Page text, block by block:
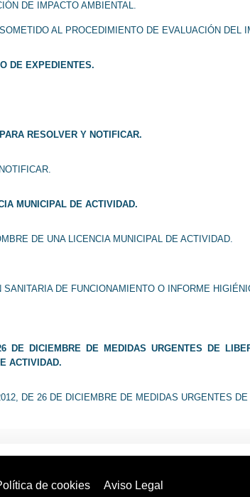
DE IMPACTO AMBIENTAL.
AL PROCEDIMIENTO DE EVALUACIÓN
DE EXPEDIENTES.
RESOLVER Y NOTIFICAR.
MUNICIPAL DE ACTIVIDAD.
DE UNA LICENCIA MUNICIPAL DE ACTIVIDAD.
DE FUNCIONAMIENTO O INFORME
DE DICIEMBRE DE MEDIDAS URGENTES DE
ACTIVIDAD.
DE 26 DE DICIEMBRE DE MEDIDAS URGENTES
de cookies Aviso Legal